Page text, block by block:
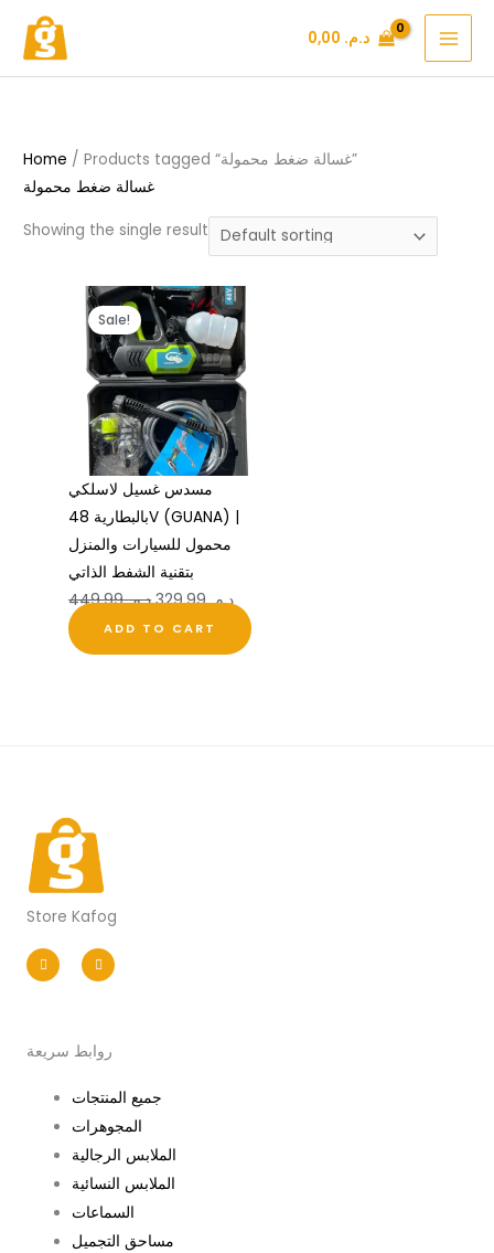
content
د.م.
Home
/ Products tagged “غسالة ضغط محمولة”
غسالة ضغط محمولة
Showing the single result
Sale!
مسدس غسيل لاسلكي
بالبطارية 48V (GUANA) |
محمول للسيارات والمنزل
بتقنية الشفط الذاتي
د.م.449,99
Original
price
was:
د.م. 449,99.
د.م.329,99
Current
price
is:
ADD TO CART
Store Kafog
n
s
t
m
a
c
e
-
f
روابط سريعة
جميع المنتجات
المجوهرات
الملابس الرجالية
الملابس النسائية
السماعات
مساحق التجميل